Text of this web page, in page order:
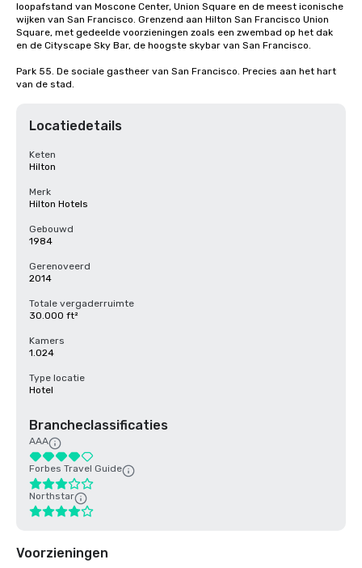
loopafstand van Moscone Center, Union Square en de meest iconische
wijken van San Francisco. Grenzend aan Hilton San Francisco Union
Square, met gedeelde voorzieningen zoals een zwembad op het dak
en de Cityscape Sky Bar, de hoogste skybar van San Francisco.
Park 55. De sociale gastheer van San Francisco. Precies aan het hart
van de stad.
Locatiedetails
Keten
Hilton
Merk
Hilton Hotels
Gebouwd
1984
Gerenoveerd
2014
Totale vergaderruimte
30.000 ft²
Kamers
1.024
Type locatie
Hotel
Brancheclassificaties
AAA
Forbes Travel Guide
Northstar
Voorzieningen